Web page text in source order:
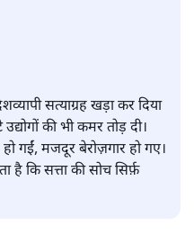
सत्याग्रह खड़ा कर दिया
की भी कमर तोड़ दी।
गईं, मजदूर बेरोज़गार हो गए।
है कि सत्ता की सोच सिर्फ़